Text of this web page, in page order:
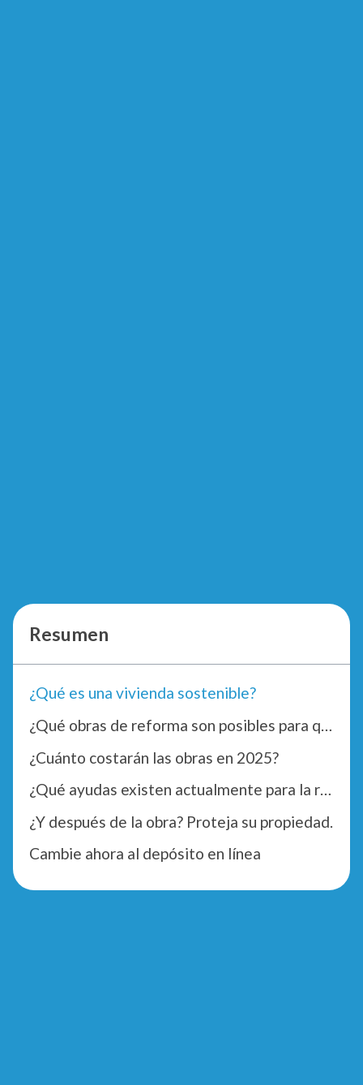
Resumen
¿Qué es una vivienda sostenible?
¿Qué obras de reforma son posibles para que su casa sea sostenible?
¿Cuánto costarán las obras en 2025?
¿Qué ayudas existen actualmente para la renovación sostenible?
¿Y después de la obra? Proteja su propiedad.
Cambie ahora al depósito en línea